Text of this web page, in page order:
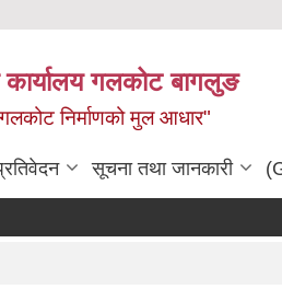
कार्यालय गलकोट बागलुङ
निर्माणको मुल आधार"
सूचना तथा जानकारी